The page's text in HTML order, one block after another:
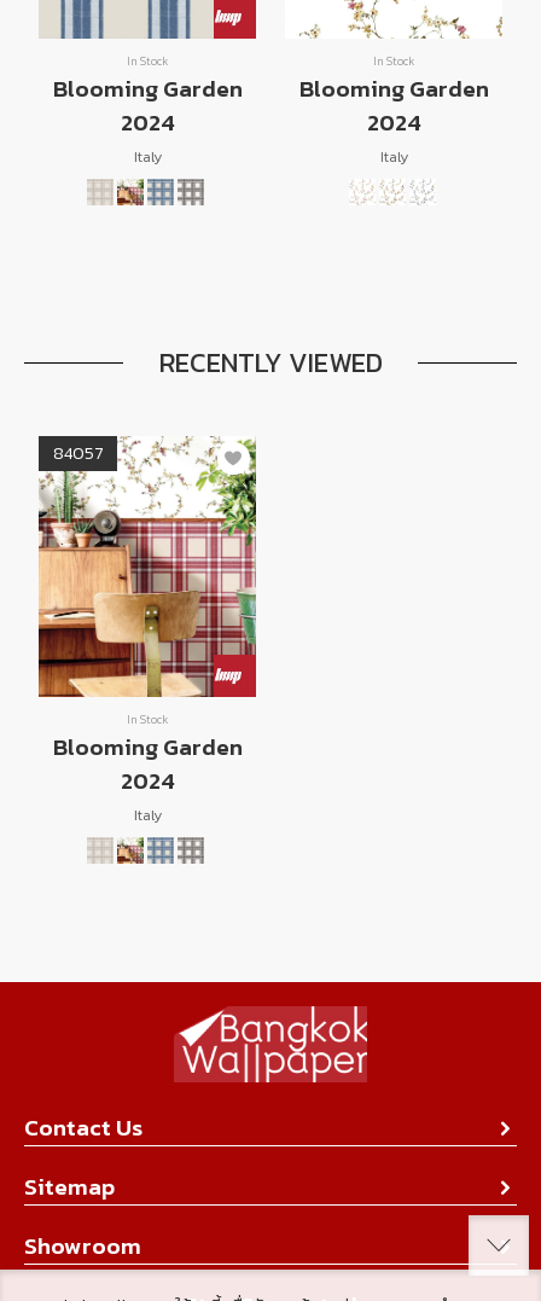
In Stock
Blooming Garden
2024
Italy
In Stock
Blooming Garden
2024
Italy
RECENTLY VIEWED
84057
In Stock
Blooming Garden
2024
Italy
Contact Us
About Us
Contact Us
Achievement
Sitemap
Collection
Product
Showroom